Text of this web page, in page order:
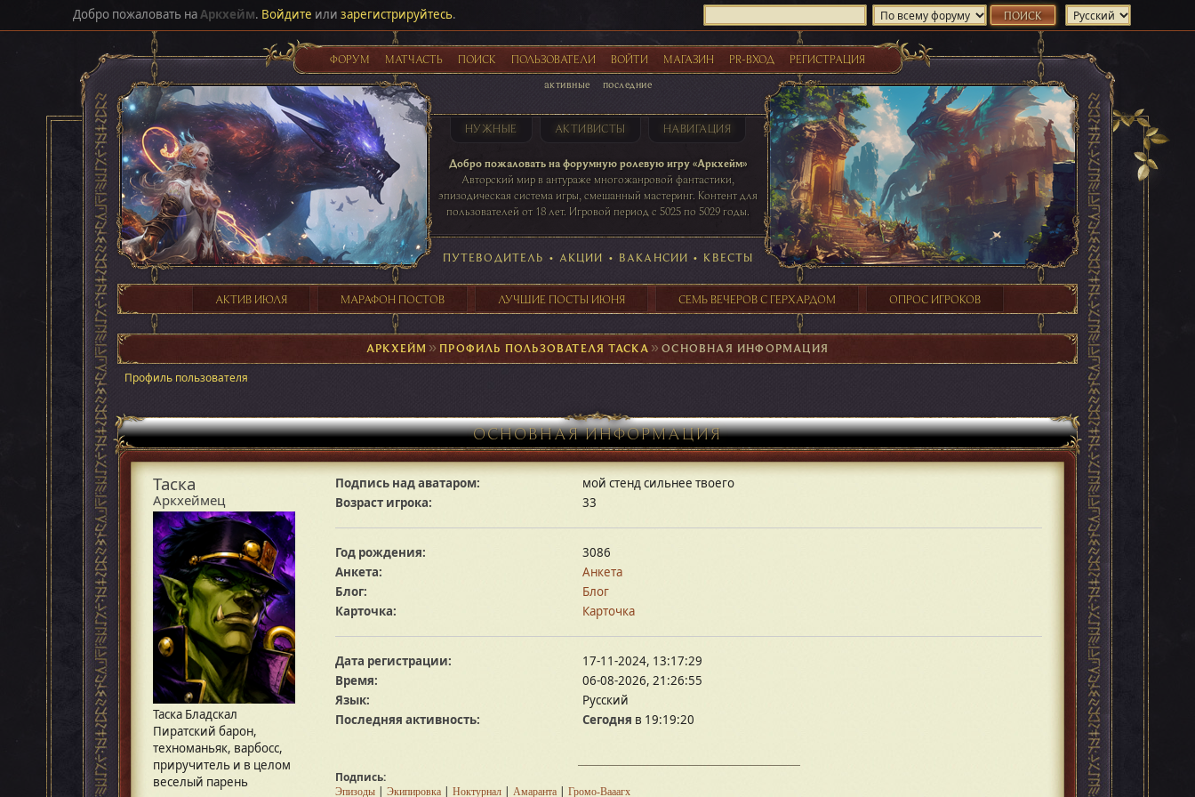
Добро пожаловать наАркхейм. Войдите или зарегистрируйтесь.
ФОРУМ МАТЧАСТЬ ПОИСК ПОЛЬЗОВАТЕЛИ ВОЙТИ МАГАЗИН PR-ВХОД РЕГИСТРАЦИЯ
активные последние
НУЖНЫЕ АКТИВИСТЫ НАВИГАЦИЯ
Добро пожаловать на форумную ролевую игру «Аркхейм»
Авторский мир в антураже многожанровой фантастики,
эпизодическая система игры, смешанный мастеринг. Контент для
пользователей от 18 лет. Игровой период с 5025 по 5029 годы.
таблице игровой активности
41 ПОСТОВ 31 ПОСТОВ 29 ПОСТОВ 24 ПОСТОВ
ПУТЕВОДИТЕЛЬ • АКЦИИ • ВАКАНСИИ • КВЕСТЫ
АКТИВ ИЮЛЯ МАРАФОН ПОСТОВ ЛУЧШИЕ ПОСТЫ ИЮНЯ СЕМЬ ВЕЧЕРОВ С ГЕРХАРДОМ ОПРОС ИГРОКОВ
АРКХЕЙМ ►ПРОФИЛЬ ПОЛЬЗОВАТЕЛЯ ТАСКА ►ОСНОВНАЯ ИНФОРМАЦИЯ
Профиль пользователя
ОСНОВНАЯ ИНФОРМАЦИЯ
Таска
Аркхеймец
Таска Бладскал
Пиратский барон,
техноманьяк, варбосс,
приручитель и в целом
веселый парень
Подпись над аватаром:
мой стенд сильнее твоего
Возраст игрока:
33
Год рождения:
3086
Анкета:
Анкета
Блог:
Блог
Карточка:
Карточка
Дата регистрации:
17-11-2024, 13:17:29
Время:
06-08-2026, 21:26:55
Язык:
Русский
Последняя активность:
Сегодня в 19:19:20
Подпись:
Эпизоды | Экипировка | Ноктурнал | Амаранта | Громо-Вааагх